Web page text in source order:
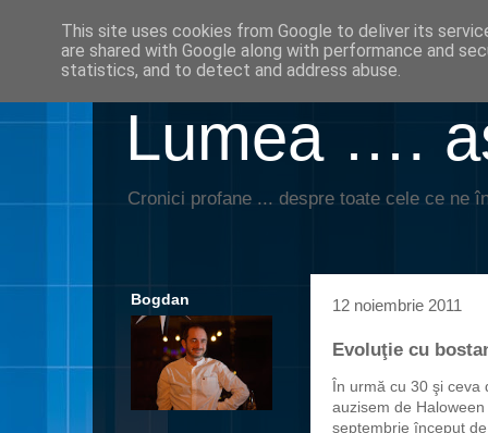
Lumea ….
Cronici profane ... despre toate cele ce ne
12 noiembrie 2011
Evoluţie cu
În urmă cu 30 şi ceva
auzisem de
septembrie început
Bogdan
This site uses cookies from Google to deliver its
are shared with Google along with performance and
statistics, and to detect and address abuse.